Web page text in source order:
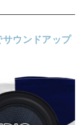
ウンドアップ